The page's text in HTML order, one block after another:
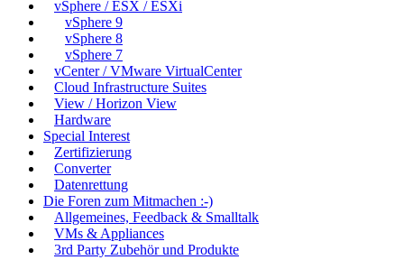
vSphere / ESX / ESXi
vSphere 9
vSphere 8
vSphere 7
vCenter / VMware VirtualCenter
Cloud Infrastructure Suites
View / Horizon View
Hardware
Special Interest
Zertifizierung
Converter
Datenrettung
Die Foren zum Mitmachen :-)
Allgemeines, Feedback & Smalltalk
VMs & Appliances
3rd Party Zubehör und Produkte